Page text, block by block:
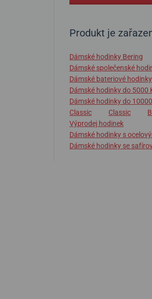
Produkt je
Dámské hodinky Bering
Dámské společenské
Dámské bateriové
Dámské hodinky do 5000
Dámské hodinky do
Classic
Classic
Výprodej hodinek
Dámské hodinky s
Dámské hodinky se